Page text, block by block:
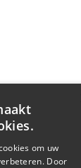
om uw
Door